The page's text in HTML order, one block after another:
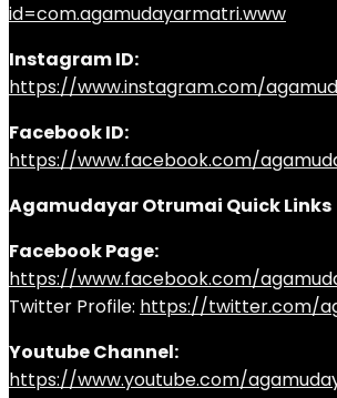
id=com.agamudayarmatri.www
Instagram ID:
https://www.instagram.com/
Facebook ID:
https://www.facebook.com/
Agamudayar Otrumai Quick Links
Facebook Page:
https://www.facebook.com/
Twitter Profile: https://twitter.com/
Youtube Channel:
https://www.youtube.com/